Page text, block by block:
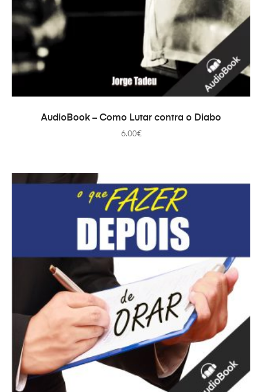
ADICIONAR
AudioBook – Como Lutar contra o Diabo
6.00€